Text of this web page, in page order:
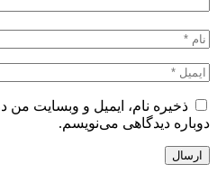
ذخیره نام، ایمیل و وبسایت من
دوباره دیدگاهی می‌نویسم.